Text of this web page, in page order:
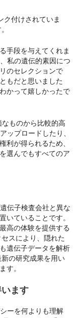
ク付けされていま
手段を与えてくれま
私の遺伝的素因につ
のセレクションで
もだと思いました
かって嬉しかったで
ものから比較的高
ップロードしたり、
利が得られるため、
選んでもすべてのア
伝子検査会社と異な
いていることです。
高の体験を提供する
スにより、隠れた
遺伝子データを解析
の研究成果を用い
す。
ます
ーを何よりも理解